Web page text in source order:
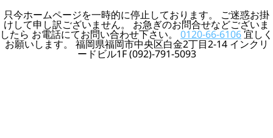
只今ホームページを一時的に停止しております。 ご迷惑お掛
けして申し訳ございません。 お急ぎのお問合せなどございま
したら お電話にてお問い合わせ下さい。0120-66-6106宜しく
お願いします。 福岡県福岡市中央区白金2丁目2-14 インクリ
ードビル1F (092)-791-5093